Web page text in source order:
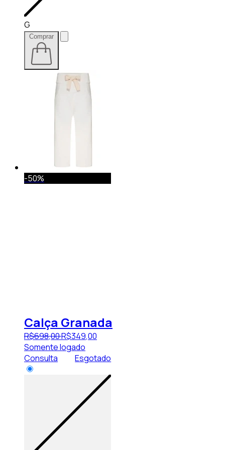
G
Comprar
-50%
Calça Granada
R$698,00R$349,00
Somente logado
Consulta
Esgotado